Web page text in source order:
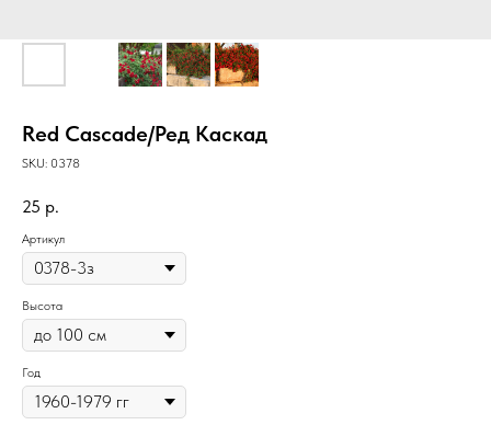
Red Cascade/Ред Каскад
SKU: 0378
25 р.
Артикул
Высота
Год